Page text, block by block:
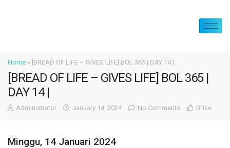
Home » [BREAD OF LIFE – GIVES LIFE] BOL 365 | DAY 14 |
[BREAD OF LIFE – GIVES LIFE] BOL 365 |
DAY 14 |
Administrator January 14, 2024 No Comments 0 like
Minggu, 14 Januari 2024